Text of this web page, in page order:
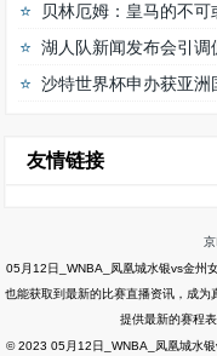
贝林厄姆：皇马的不可
湖人队新闻发布会引调侃，
沙特世界杯申办获亚洲国
友情链接
05月12日_WNBA_凤凰城水银vs金州
也能获取到最新的比赛直播资讯，成
提供最新的赛程
© 2023 05月12日_WNBA_凤凰城水